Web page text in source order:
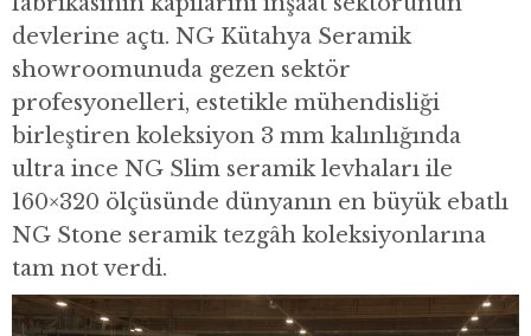
devlerine açtı. NG Kütahya Seramik
showroomunuda gezen sektör
profesyonelleri, estetikle mühendisliği
birleştiren koleksiyon 3 mm kalınlığında
ultra ince NG Slim seramik levhaları ile
160×320 ölçüsünde dünyanın en büyük ebatlı
NG Stone seramik tezgâh koleksiyonlarına
tam not verdi.